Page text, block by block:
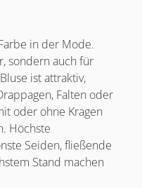
in der Mode.
sondern auch für
ist attraktiv,
Falten oder
oder ohne Kragen
Höchste
Seiden, fließende
Stand machen